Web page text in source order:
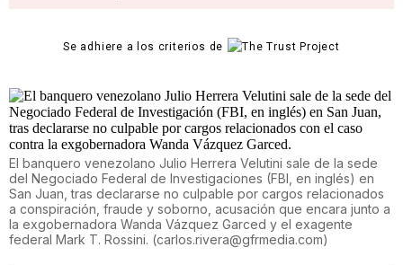
Se adhiere a los criterios de
El banquero venezolano Julio Herrera Velutini sale de la sede
del Negociado Federal de Investigaciones (FBI, en inglés) en
San Juan, tras declararse no culpable por cargos relacionados
a conspiración, fraude y soborno, acusación que encara junto a
la exgobernadora Wanda Vázquez Garced y el exagente
federal Mark T. Rossini. (carlos.rivera@gfrmedia.com)